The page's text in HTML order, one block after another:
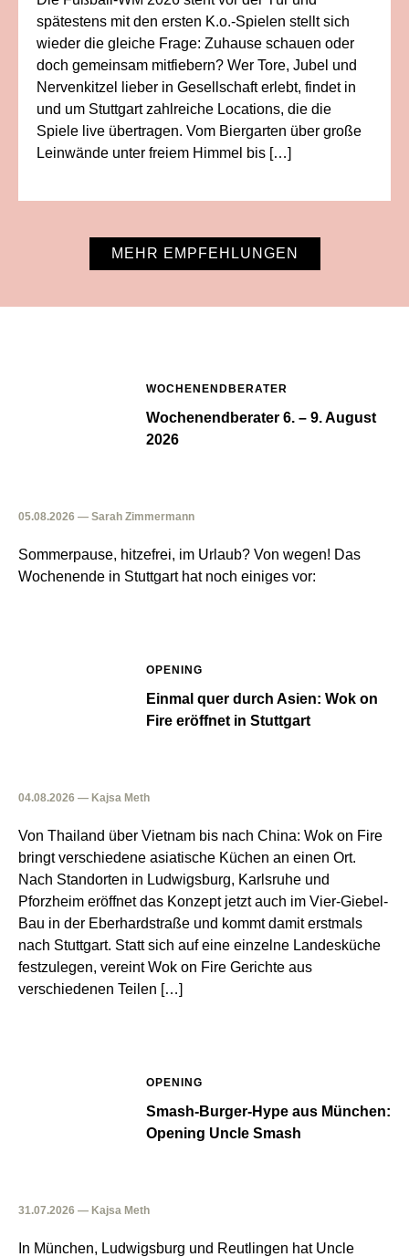
spätestens mit den ersten K.o.-Spielen stellt sich
wieder die gleiche Frage: Zuhause schauen oder
doch gemeinsam mitfiebern? Wer Tore, Jubel und
Nervenkitzel lieber in Gesellschaft erlebt, findet in
und um Stuttgart zahlreiche Locations, die die
Spiele live übertragen. Vom Biergarten über große
Leinwände unter freiem Himmel bis […]
MEHR EMPFEHLUNGEN
WOCHENENDBERATER
Wochenendberater 6. – 9. August
2026
05.08.2026 — Sarah Zimmermann
Sommerpause, hitzefrei, im Urlaub? Von wegen! Das
Wochenende in Stuttgart hat noch einiges vor:
OPENING
Einmal quer durch Asien: Wok on
Fire eröffnet in Stuttgart
04.08.2026 — Kajsa Meth
Von Thailand über Vietnam bis nach China: Wok on Fire
bringt verschiedene asiatische Küchen an einen Ort.
Nach Standorten in Ludwigsburg, Karlsruhe und
Pforzheim eröffnet das Konzept jetzt auch im Vier-Giebel-
Bau in der Eberhardstraße und kommt damit erstmals
nach Stuttgart. Statt sich auf eine einzelne Landesküche
festzulegen, vereint Wok on Fire Gerichte aus
verschiedenen Teilen […]
OPENING
Smash-Burger-Hype aus München:
Opening Uncle Smash
31.07.2026 — Kajsa Meth
In München, Ludwigsburg und Reutlingen hat Uncle